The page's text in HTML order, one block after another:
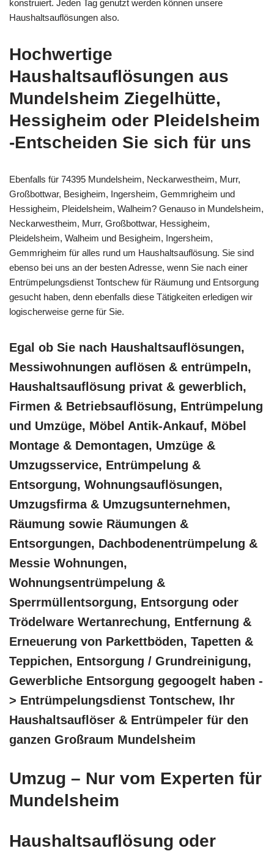
konstruiert. Jeden Tag genutzt werden können unsere
Haushaltsauflösungen also.
Hochwertige
Haushaltsauflösungen aus
Mundelsheim Ziegelhütte,
Hessigheim oder Pleidelsheim
-Entscheiden Sie sich für uns
Ebenfalls für 74395 Mundelsheim, Neckarwestheim, Murr,
Großbottwar, Besigheim, Ingersheim, Gemmrigheim und
Hessigheim, Pleidelsheim, Walheim? Genauso in Mundelsheim,
Neckarwestheim, Murr, Großbottwar, Hessigheim,
Pleidelsheim, Walheim und Besigheim, Ingersheim,
Gemmrigheim für alles rund um Haushaltsauflösung. Sie sind
ebenso bei uns an der besten Adresse, wenn Sie nach einer
Entrümpelungsdienst Tontschew für Räumung und Entsorgung
gesucht haben, denn ebenfalls diese Tätigkeiten erledigen wir
logischerweise gerne für Sie.
Egal ob Sie nach Haushaltsauflösungen,
Messiwohnungen auflösen & entrümpeln,
Haushaltsauflösung privat & gewerblich,
Firmen & Betriebsauflösung, Entrümpelung
und Umzüge, Möbel Antik-Ankauf, Möbel
Montage & Demontagen, Umzüge &
Umzugsservice, Entrümpelung &
Entsorgung, Wohnungsauflösungen,
Umzugsfirma & Umzugsunternehmen,
Räumung sowie Räumungen &
Entsorgungen, Dachbodenentrümpelung &
Messie Wohnungen,
Wohnungsentrümpelung &
Sperrmüllentsorgung, Entsorgung oder
Trödelware Wertanrechung, Entfernung &
Erneuerung von Parkettböden, Tapetten &
Teppichen, Entsorgung / Grundreinigung,
Gewerbliche Entsorgung gegoogelt haben -
> Entrümpelungsdienst Tontschew, Ihr
Haushaltsauflöser & Entrümpeler für den
ganzen Großraum Mundelsheim
Umzug – Nur vom Experten für
Mundelsheim
Haushaltsauflösung oder